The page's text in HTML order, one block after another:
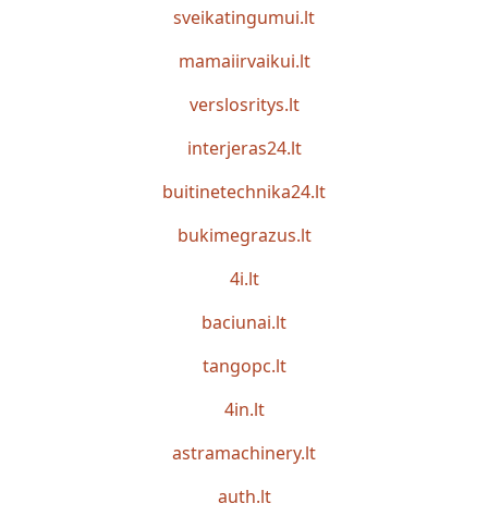
sveikatingumui.lt
mamaiirvaikui.lt
verslosritys.lt
interjeras24.lt
buitinetechnika24.lt
bukimegrazus.lt
4i.lt
baciunai.lt
tangopc.lt
4in.lt
astramachinery.lt
auth.lt